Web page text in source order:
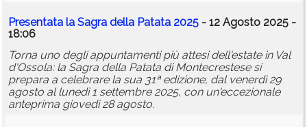
Presentata la Sagra della Patata 2025 - 12 Agosto 2025 -
18:06
Torna uno degli appuntamenti più attesi dell'estate in Val
d'Ossola: la Sagra della Patata di Montecrestese si
prepara a celebrare la sua 31ª edizione, dal venerdì 29
agosto al lunedì 1 settembre 2025, con un'eccezionale
anteprima giovedì 28 agosto.